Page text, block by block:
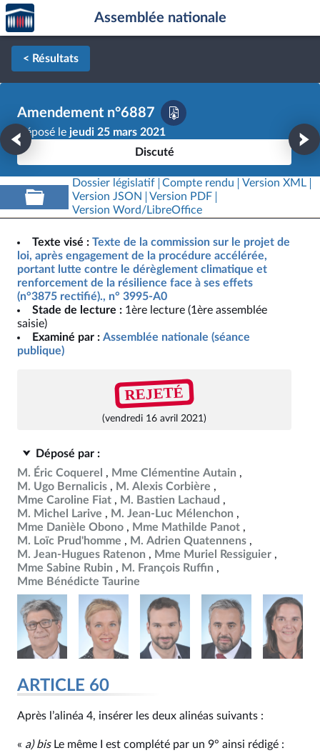
Aller au contenu
Aller en bas de la page
Accèder
à la
page
d'accueil
Assemblée nationale
< Résultats
Amendement n°6887
Déposé le jeudi 25 mars 2021
Discuté
Dossier législatif Compte rendu
Version XML
Version JSON
Version PDF
Version Word/LibreOffice
Texte visé : Texte de la commission sur le projet de
loi, après engagement de la procédure accélérée,
portant lutte contre le dérèglement climatique et
renforcement de la résilience face à ses effets
(n°3875 rectifié)., n° 3995-A0
Stade de lecture : 1ère lecture (1ère assemblée
saisie)
Examiné par : Assemblée nationale (séance
publique)
REJETÉ
(vendredi 16 avril 2021)
Déposé par :
M. Éric Coquerel
Mme Clémentine Autain
M. Ugo Bernalicis
M. Alexis Corbière
Mme Caroline Fiat
M. Bastien Lachaud
M. Michel Larive
M. Jean-Luc Mélenchon
Mme Danièle Obono
Mme Mathilde Panot
M. Loïc Prud'homme
M. Adrien Quatennens
M. Jean-Hugues Ratenon
Mme Muriel Ressiguier
Mme Sabine Rubin
M. François Ruffin
Mme Bénédicte Taurine
ARTICLE 60
Après l’alinéa 4, insérer les deux alinéas suivants :
« a) bisLe même I est complété par un 9° ainsi rédigé :